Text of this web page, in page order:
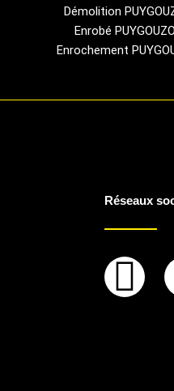
Démolition
Enrobé
Enrochement
Réseaux
F
a